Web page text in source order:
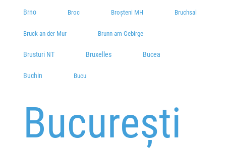
Brno Broc Broșteni MH Bruchsal
Bruck an der Mur Brunn am Gebirge
Brusturi NT Bruxelles Bucea
Buchin Bucu
București